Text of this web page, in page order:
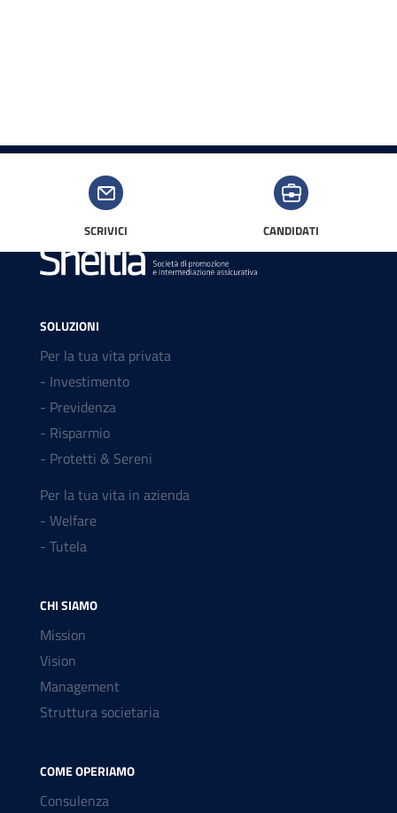
SCRIVICI CANDIDATI
SOLUZIONI
Per la tua vita privata
- Investimento
- Previdenza
- Risparmio
- Protetti & Sereni
Per la tua vita in azienda
- Welfare
- Tutela
CHI SIAMO
Mission
Vision
Management
Struttura societaria
COME OPERIAMO
Consulenza